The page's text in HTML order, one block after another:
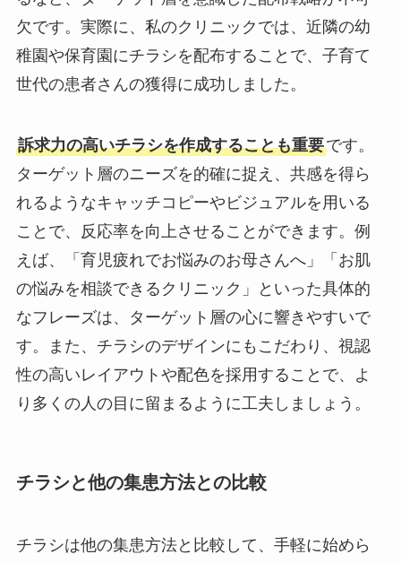
欠です。実際に、私のクリニックでは、近隣の幼
稚園や保育園にチラシを配布することで、子育て
世代の患者さんの獲得に成功しました。
訴求力の高いチラシを作成することも重要です。
ターゲット層のニーズを的確に捉え、共感を得ら
れるようなキャッチコピーやビジュアルを用いる
ことで、反応率を向上させることができます。例
えば、「育児疲れでお悩みのお母さんへ」「お肌
の悩みを相談できるクリニック」といった具体的
なフレーズは、ターゲット層の心に響きやすいで
す。また、チラシのデザインにもこだわり、視認
性の高いレイアウトや配色を採用することで、よ
り多くの人の目に留まるように工夫しましょう。
チラシと他の集患方法との比較
チラシは他の集患方法と比較して、手軽に始めら